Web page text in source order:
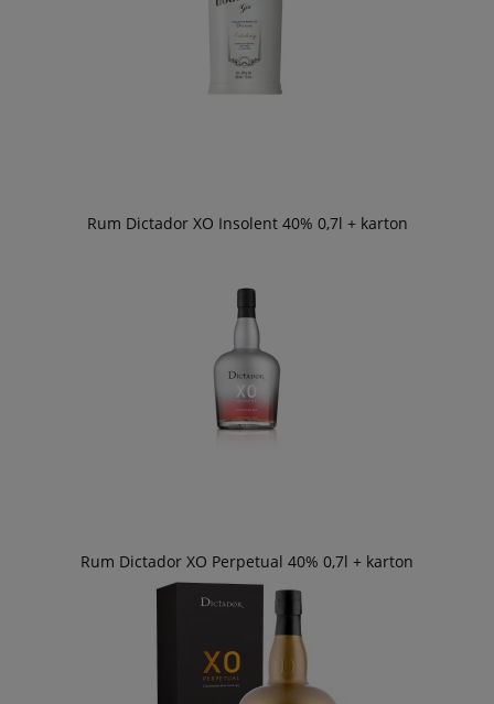
Rum Dictador XO Insolent 40% 0,7l + karton
Rum Dictador XO Perpetual 40% 0,7l + karton